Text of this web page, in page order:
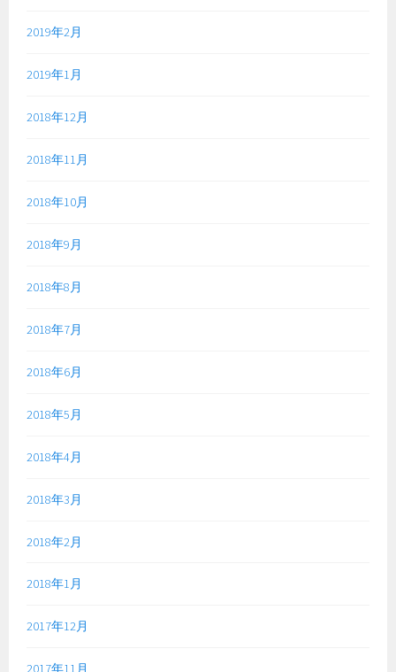
2019年2月
2019年1月
2018年12月
2018年11月
2018年10月
2018年9月
2018年8月
2018年7月
2018年6月
2018年5月
2018年4月
2018年3月
2018年2月
2018年1月
2017年12月